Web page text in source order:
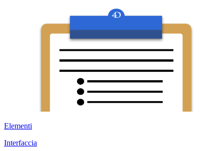
Elementi
Interfaccia